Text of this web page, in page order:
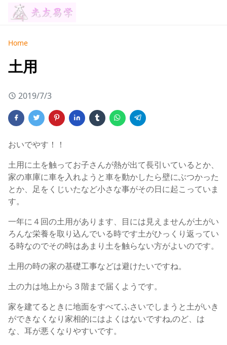
Home
土用
2019/7/3
おいでやす！！
土用に土を触ってお子さんが熱が出て長引いているとか、
家の車庫に車を入れようと車を動かしたら壁にぶつかった
とか、足をくじいたなど小さな事がその日に起こっていま
す。
一年に４回の土用があります、目には見えませんが土がい
ろんな栄養を取り込んでいる時です土がひっくり返ってい
る時なのでその時はあまり土を触らない方がよいのです。
土用の時の家の基礎工事などは避けたいですね。
土の力は地上から３階まで届くようです。
家を建てるときに地面をすべてふさいでしまうと土がいき
ができなくなり家相的にはよくはないですね,のど、は
な、耳が悪くなりやすいです。